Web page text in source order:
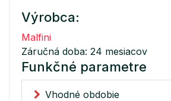
Výrobca:
Malfini
Záručná doba: 24 mesiacov
Funkčné parametre
Vhodné obdobie